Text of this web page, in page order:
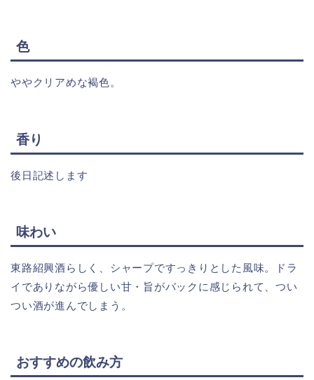
色
ややクリアめな褐色。
香り
後日記述します
味わい
東路紹興酒らしく、シャープですっきりとした風味。ドラ
イでありながら優しい甘・旨がバックに感じられて、つい
つい酒が進んでしまう。
おすすめの飲み方